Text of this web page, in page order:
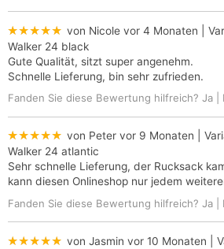
★★★★★ von Nicole vor 4 Monaten |
Walker 24 black
Gute Qualität, sitzt super angenehm.
Schnelle Lieferung, bin sehr zufrieden.
Fanden Sie diese Bewertung hilfreich? Ja
★★★★★ von Peter vor 9 Monaten |
Walker 24 atlantic
Sehr schnelle Lieferung, der Rucksack
kann diesen Onlineshop nur jedem
Fanden Sie diese Bewertung hilfreich? Ja
★★★★★ von Jasmin vor 10 Monaten |